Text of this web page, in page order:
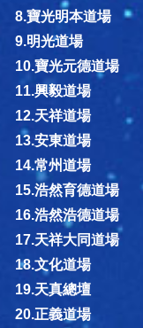
8.寶光明本道場
9.明光道場
10.寶光元德道場
11.興毅道場
12.天祥道場
13.安東道場
14.常州道場
15.浩然育德道場
16.浩然浩德道場
17.天祥大同道場
18.文化道場
19.天真總壇
20.正義道場